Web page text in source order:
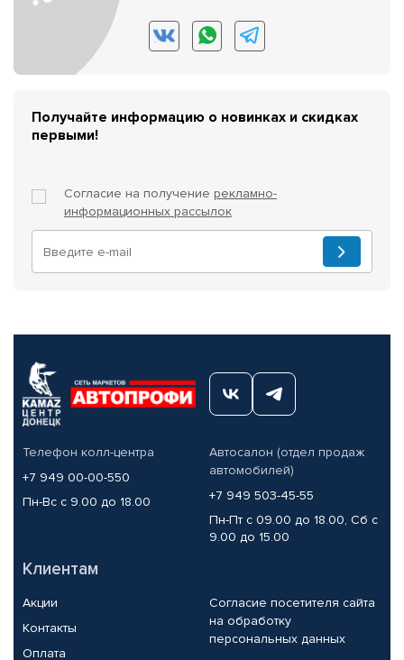
Получайте информацию о новинках и скидках
первыми!
Согласие на получение рекламно-
информационных рассылок
Телефон колл-центра
+7 949 00-00-550
Пн-Вс с 9.00 до 18.00
Автосалон (отдел продаж
автомобилей)
+7 949 503-45-55
Пн-Пт с 09.00 до 18.00, Сб с
9.00 до 15.00
Клиентам
Акции
Контакты
Оплата
Согласие посетителя сайта
на обработку
персональных данных